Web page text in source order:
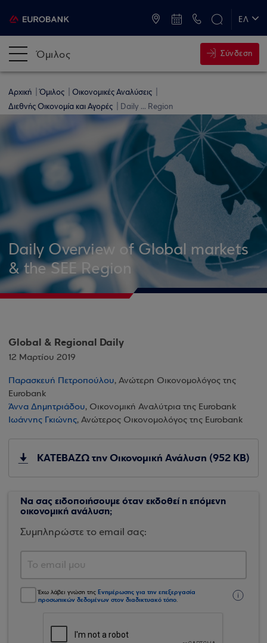
ΕΛ
Όμιλος Σύνδεση
Αρχική Όμιλος
Οικονομικές Αναλύσεις
Διεθνής Οικονομία και Αγορές
Daily ... Region
Daily Overview of Global markets
& the SEE Region
Global & Regional Daily
12 Μαρτίου 2019
Παρασκευή Πετροπούλου, Ανώτερη Οικονομολόγος της
Eurobank
Άννα Δημητριάδου, Οικονομική Αναλύτρια της Eurobank
Ιωάννης Γκιώνης, Ανώτερος Οικονομολόγος της Eurobank
ΚΑΤΕΒΑΖΩ την Οικονομική Ανάλυση (952 KB)
Να σας ειδοποιήσουμε όταν εκδοθεί η επόμενη
οικονομική ανάλυση;
Συμπληρώστε το email σας:
Έχω λάβει γνώση της Ενημέρωσης για την επεξεργασία
προσωπικών δεδομένων στον διαδικτυακό τόπο.